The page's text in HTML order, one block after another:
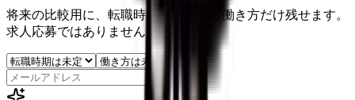
将来の比較用に、転職時期と気になる働き方だけ残せます。
求人応募ではありません。
保存